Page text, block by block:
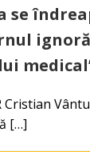
se
Cristian
[…]